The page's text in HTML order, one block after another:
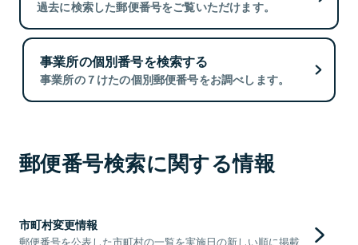
過去に検索した郵便番号をご覧いただけます。
事業所の個別番号を検索する
事業所の７けたの個別郵便番号をお調べします。
郵便番号検索に関する情報
市町村変更情報
郵便番号を公表した市町村の一覧を実施日の新しい順に掲載